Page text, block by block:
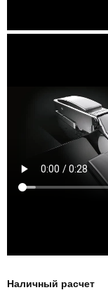
Наличный расчет